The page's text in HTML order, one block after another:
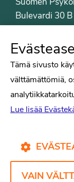
Bulevardi 30 B
Puh. 09-6122
Tiede
Kirjat
Yhteystiedot
Tämä sivusto
välttämättömiä,
Lue lisää
VAIN